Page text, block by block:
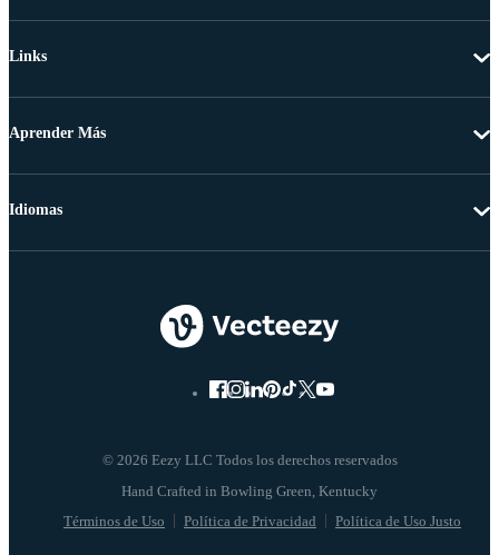
Links
Aprender Más
© 2026 Eezy LLC Todos los derechos reservados
Términos de Uso Política de Privacidad Política de Uso Justo
Idiomas